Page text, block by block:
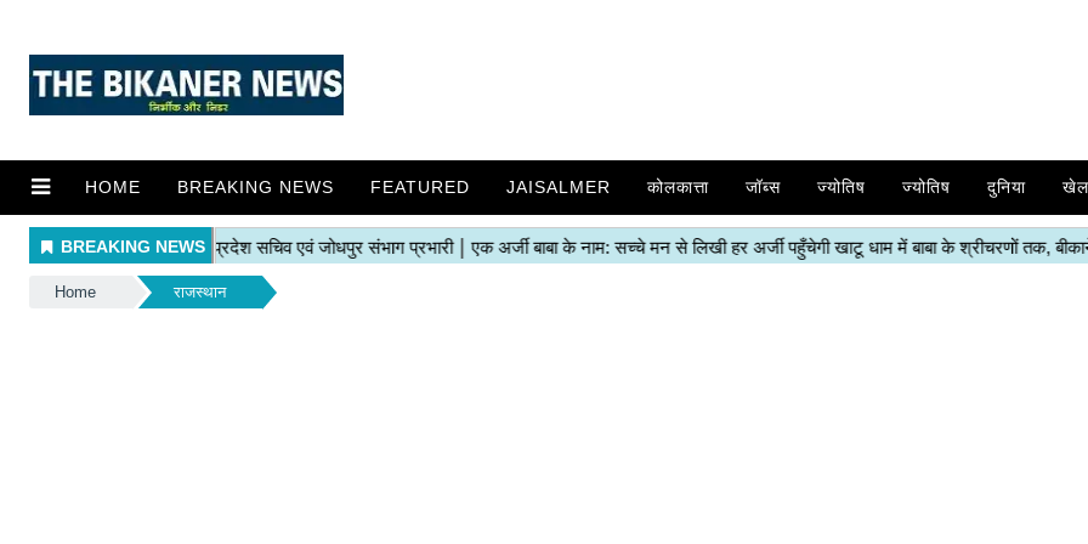
HOME BREAKING NEWS FEATURED JAISALMER कोलकात्ता जॉब्स ज्योतिष ज्योतिष दुनिया खेल
Home राजस्थान